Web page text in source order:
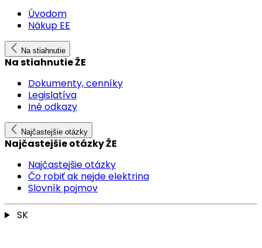
Úvodom
Nákup EE
Na stiahnutie
Na stiahnutie ŽE
Dokumenty, cenníky
Legislatíva
Iné odkazy
Najčastejšie otázky
Najčastejšie otázky ŽE
Najčastejšie otázky
Čo robiť ak nejde elektrina
Slovník pojmov
SK